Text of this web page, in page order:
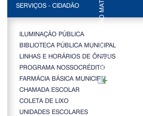
SERVIÇOS - CIDADÃO
ILUMINAÇÃO PÚBLICA
BIBLIOTECA PÚBLICA MUNICIPAL
LINHAS E HORÁRIOS DE ÔNIBUS
PROGRAMA NOSSOCRÉDITO
FARMÁCIA BÁSICA MUNICIPAL
CHAMADA ESCOLAR
COLETA DE LIXO
UNIDADES ESCOLARES